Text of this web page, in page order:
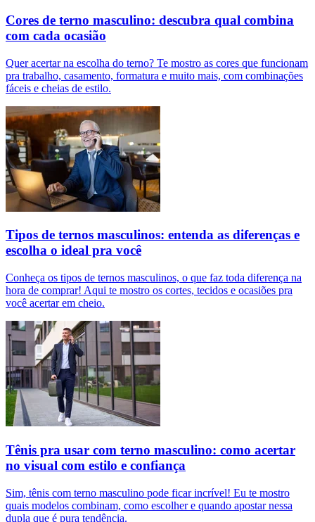
Cores de terno masculino: descubra qual combina
com cada ocasião
Quer acertar na escolha do terno? Te mostro as cores que funcionam
pra trabalho, casamento, formatura e muito mais, com combinações
fáceis e cheias de estilo.
Tipos de ternos masculinos: entenda as diferenças e
escolha o ideal pra você
Conheça os tipos de ternos masculinos, o que faz toda diferença na
hora de comprar! Aqui te mostro os cortes, tecidos e ocasiões pra
você acertar em cheio.
Tênis pra usar com terno masculino: como acertar
no visual com estilo e confiança
Sim, tênis com terno masculino pode ficar incrível! Eu te mostro
quais modelos combinam, como escolher e quando apostar nessa
dupla que é pura tendência.